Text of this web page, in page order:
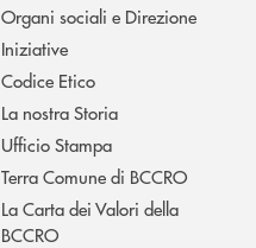
Organi sociali e Direzione
Iniziative
Codice Etico
La nostra Storia
Ufficio Stampa
Terra Comune di BCCRO
La Carta dei Valori della
BCCRO